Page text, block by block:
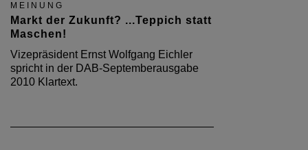
MEINUNG
Markt der Zukunft? ...Teppich statt
Maschen!
Vizepräsident Ernst Wolfgang Eichler
spricht in der DAB-Septemberausgabe
2010 Klartext.